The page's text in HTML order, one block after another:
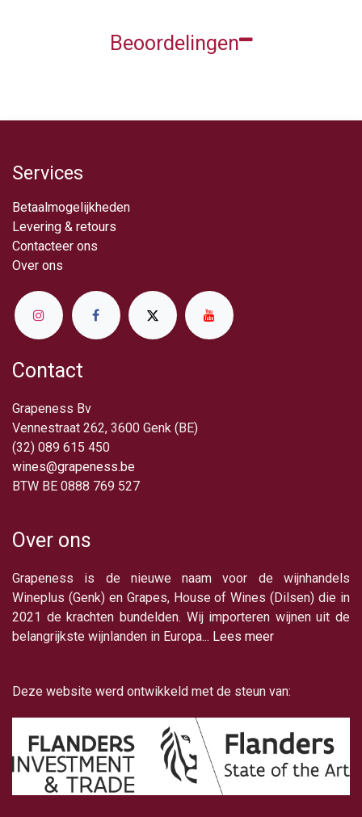
Beoordelingen
Services
Betaalmogelijkheden
Levering & retou​rs
Contacteer ons
Over ​ons
Contact
Grapeness Bv
Vennestraat 262, 3600 Genk (BE)
(32) 089 615 450
wines@grapeness.be
BTW BE 0888 769 527
Over ons
Grapeness is de nieuwe naam voor de wijnhandels
Wineplus (Genk) en Grapes, House of Wines (Dilsen) die in
2021 de krachten bundelden. Wij importeren wijnen uit de
belangrijkste wijnlanden in Europa... Lees meer
Deze website werd ontwikkeld met de steun van: